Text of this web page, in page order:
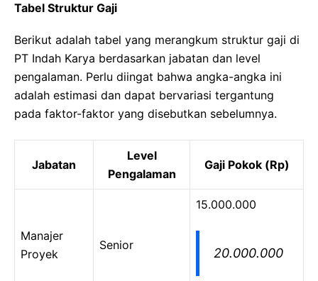
Tabel Struktur Gaji
Berikut adalah tabel yang merangkum struktur gaji di
PT Indah Karya berdasarkan jabatan dan level
pengalaman. Perlu diingat bahwa angka-angka ini
adalah estimasi dan dapat bervariasi tergantung
pada faktor-faktor yang disebutkan sebelumnya.
Jabatan
Level
Pengalaman
Gaji Pokok (Rp)
Manajer
Proyek
Senior
15.000.000
20.000.000